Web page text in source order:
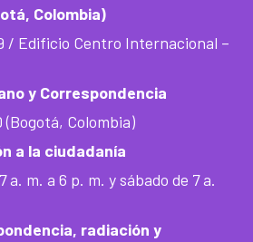
Colombia)
/ Edificio Centro Internacional –
y Correspondencia
(Bogotá, Colombia)
a la ciudadanía
a. m. a 6 p. m. y sábado de 7 a.
radiación y